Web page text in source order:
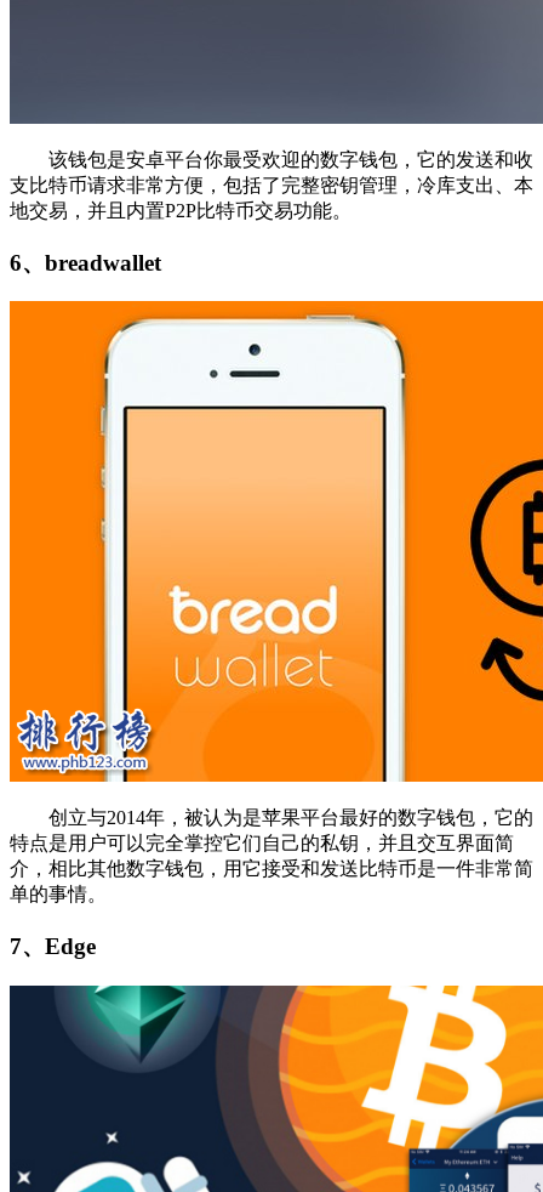
该钱包是安卓平台你最受欢迎的数字钱包，它的发送和收
支比特币请求非常方便，包括了完整密钥管理，冷库支出、本
地交易，并且内置P2P比特币交易功能。
6、breadwallet
创立与2014年，被认为是苹果平台最好的数字钱包，它的
特点是用户可以完全掌控它们自己的私钥，并且交互界面简
介，相比其他数字钱包，用它接受和发送比特币是一件非常简
单的事情。
7、Edge